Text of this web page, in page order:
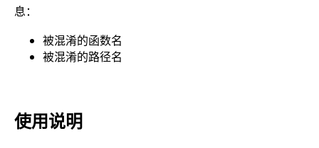
息：
被混淆的函数名
被混淆的路径名
使用说明